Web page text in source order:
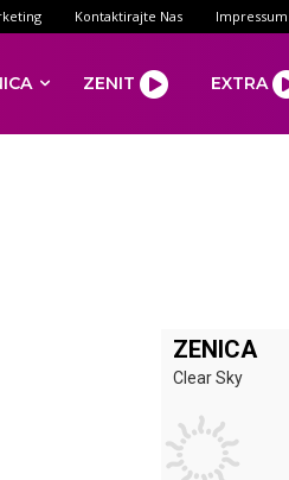
Kontaktirajte Nas Impressum
ZENIT EXTRA
ZENICA
Clear Sky